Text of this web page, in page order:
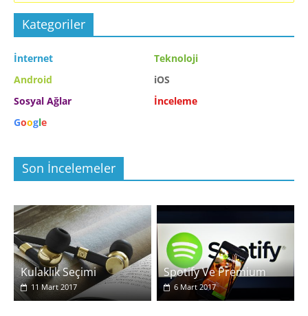
Kategoriler
İnternet
Teknoloji
Android
iOS
Sosyal Ağlar
İnceleme
Google
Son İncelemeler
Kulaklık Seçimi
11 Mart 2017
Spotify Ve Premium
6 Mart 2017